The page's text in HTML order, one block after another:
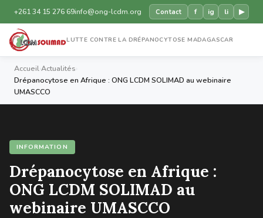
+261 34 15 276 69info@ong-lcdm.org Contact f ig li ▶
LUTTE CONTRE LA DRÉPANOCYTOSE MADAGASCAR
AccueilActualités
Drépanocytose en Afrique : ONG LCDM SOLIMAD au webinaire
UMASCCO
INFORMATION
Drépanocytose en Afrique :
ONG LCDM SOLIMAD au
webinaire UMASCCO